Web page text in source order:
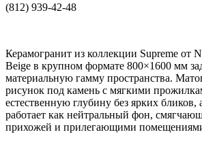
(812) 939-42-48
Керамогранит из коллекции Supreme от
Beige в крупном формате 800×1600 мм
материальную гамму пространства.
рисунок под камень с мягкими
естественную глубину без ярких
работает как нейтральный фон,
прихожей и прилегающими